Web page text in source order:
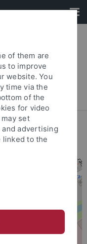
of them are
to improve
website. You
time via the
of the
for video
set
advertising
linked to the